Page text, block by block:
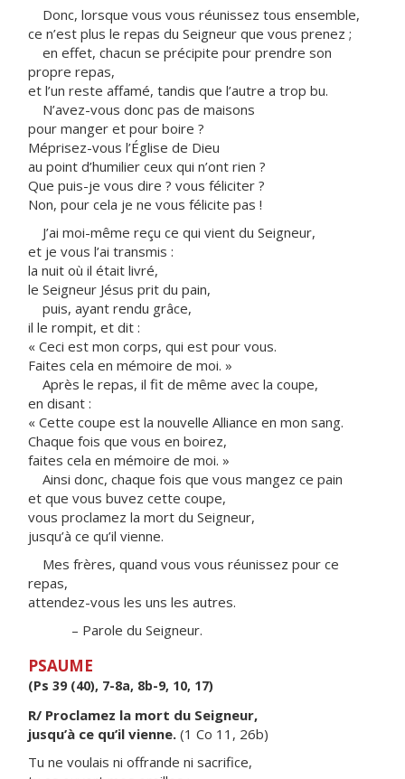
Donc, lorsque vous vous réunissez tous ensemble,
ce n’est plus le repas du Seigneur que vous prenez ;
en effet, chacun se précipite pour prendre son
propre repas,
et l’un reste affamé, tandis que l’autre a trop bu.
N’avez-vous donc pas de maisons
pour manger et pour boire ?
Méprisez-vous l’Église de Dieu
au point d’humilier ceux qui n’ont rien ?
Que puis-je vous dire ? vous féliciter ?
Non, pour cela je ne vous félicite pas !
J’ai moi-même reçu ce qui vient du Seigneur,
et je vous l’ai transmis :
la nuit où il était livré,
le Seigneur Jésus prit du pain,
puis, ayant rendu grâce,
il le rompit, et dit :
« Ceci est mon corps, qui est pour vous.
Faites cela en mémoire de moi. »
Après le repas, il fit de même avec la coupe,
en disant :
« Cette coupe est la nouvelle Alliance en mon sang.
Chaque fois que vous en boirez,
faites cela en mémoire de moi. »
Ainsi donc, chaque fois que vous mangez ce pain
et que vous buvez cette coupe,
vous proclamez la mort du Seigneur,
jusqu’à ce qu’il vienne.
Mes frères, quand vous vous réunissez pour ce
repas,
attendez-vous les uns les autres.
– Parole du Seigneur.
PSAUME
(Ps 39 (40), 7-8a, 8b-9, 10, 17)
R/ Proclamez la mort du Seigneur,
jusqu’à ce qu’il vienne. (1 Co 11, 26b)
Tu ne voulais ni offrande ni sacrifice,